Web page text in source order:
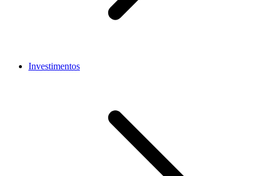
Investimentos